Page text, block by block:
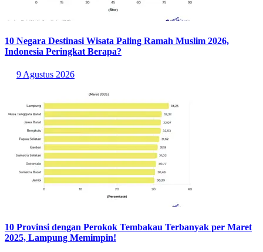
10 Negara Destinasi Wisata Paling Ramah Muslim 2026,
Indonesia Peringkat Berapa?
9 Agustus 2026
10 Provinsi dengan Perokok Tembakau Terbanyak per Maret
2025, Lampung Memimpin!